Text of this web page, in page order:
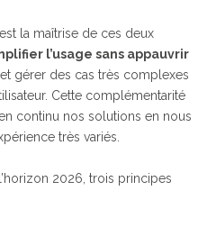
la maîtrise de ces deux
l’usage sans appauvrir
, et gérer des cas très complexes
Cette complémentarité
continu nos solutions en nous
très variés.
2026, trois principes